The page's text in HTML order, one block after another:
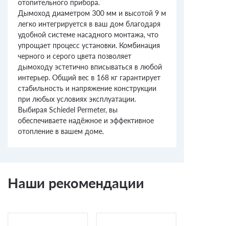
отопительного прибора.
Дымоход диаметром 300 мм и высотой 9 м
легко интегрируется в ваш дом благодаря
удобной системе насадного монтажа, что
упрощает процесс установки. Комбинация
черного и серого цвета позволяет
дымоходу эстетично вписываться в любой
интерьер. Общий вес в 168 кг гарантирует
стабильность и напряжение конструкции
при любых условиях эксплуатации.
Выбирая Schiedel Permeter, вы
обеспечиваете надёжное и эффективное
отопление в вашем доме.
Наши рекомендации